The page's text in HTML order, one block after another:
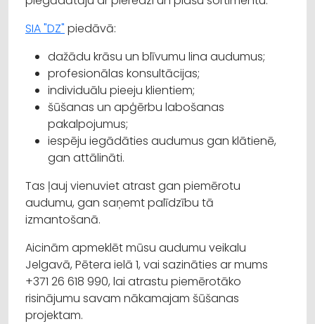
SIA "DZ" piedāvā:
dažādu krāsu un blīvumu lina audumus;
profesionālas konsultācijas;
individuālu pieeju klientiem;
šūšanas un apģērbu labošanas
pakalpojumus;
iespēju iegādāties audumus gan klātienē,
gan attālināti.
Tas ļauj vienuviet atrast gan piemērotu
audumu, gan saņemt palīdzību tā
izmantošanā.
Aicinām apmeklēt mūsu audumu veikalu
Jelgavā, Pētera ielā 1, vai sazināties ar mums
+371 26 618 990, lai atrastu piemērotāko
risinājumu savam nākamajam šūšanas
projektam.